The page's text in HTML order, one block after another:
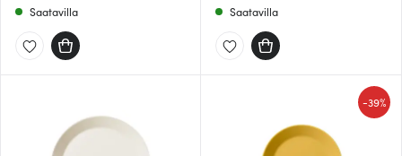
Saatavilla Saatavilla
-39%